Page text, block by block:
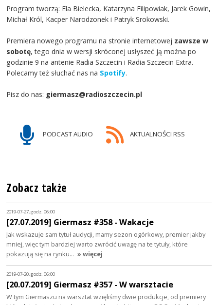
Program tworzą: Ela Bielecka, Katarzyna Filipowiak, Jarek Gowin,
Michał Król, Kacper Narodzonek i Patryk Srokowski.
Premiera nowego programu na stronie internetowej zawsze w
sobotę, tego dnia w wersji skróconej usłyszeć ją można po
godzinie 9 na antenie Radia Szczecin i Radia Szczecin Extra.
Polecamy też słuchać nas na Spotify.
Pisz do nas: giermasz@radioszczecin.pl
PODCAST AUDIO AKTUALNOŚCI RSS
Zobacz także
2019-07-27, godz. 06:00
[27.07.2019] Giermasz #358 - Wakacje
Jak wskazuje sam tytuł audycji, mamy sezon ogórkowy, premier jakby
mniej, więc tym bardziej warto zwrócić uwagę na te tytuły, które
pokazują się na rynku… » więcej
2019-07-20, godz. 06:00
[20.07.2019] Giermasz #357 - W warsztacie
W tym Giermaszu na warsztat wzięliśmy dwie produkcje, od premiery